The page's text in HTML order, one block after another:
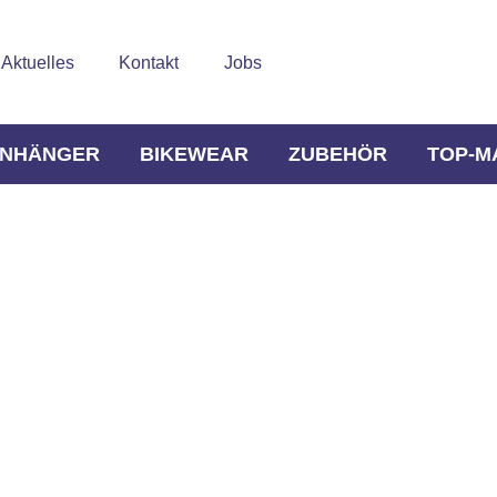
Aktuelles Kontakt Jobs
BIKEWEAR ZUBEHÖR TOP-